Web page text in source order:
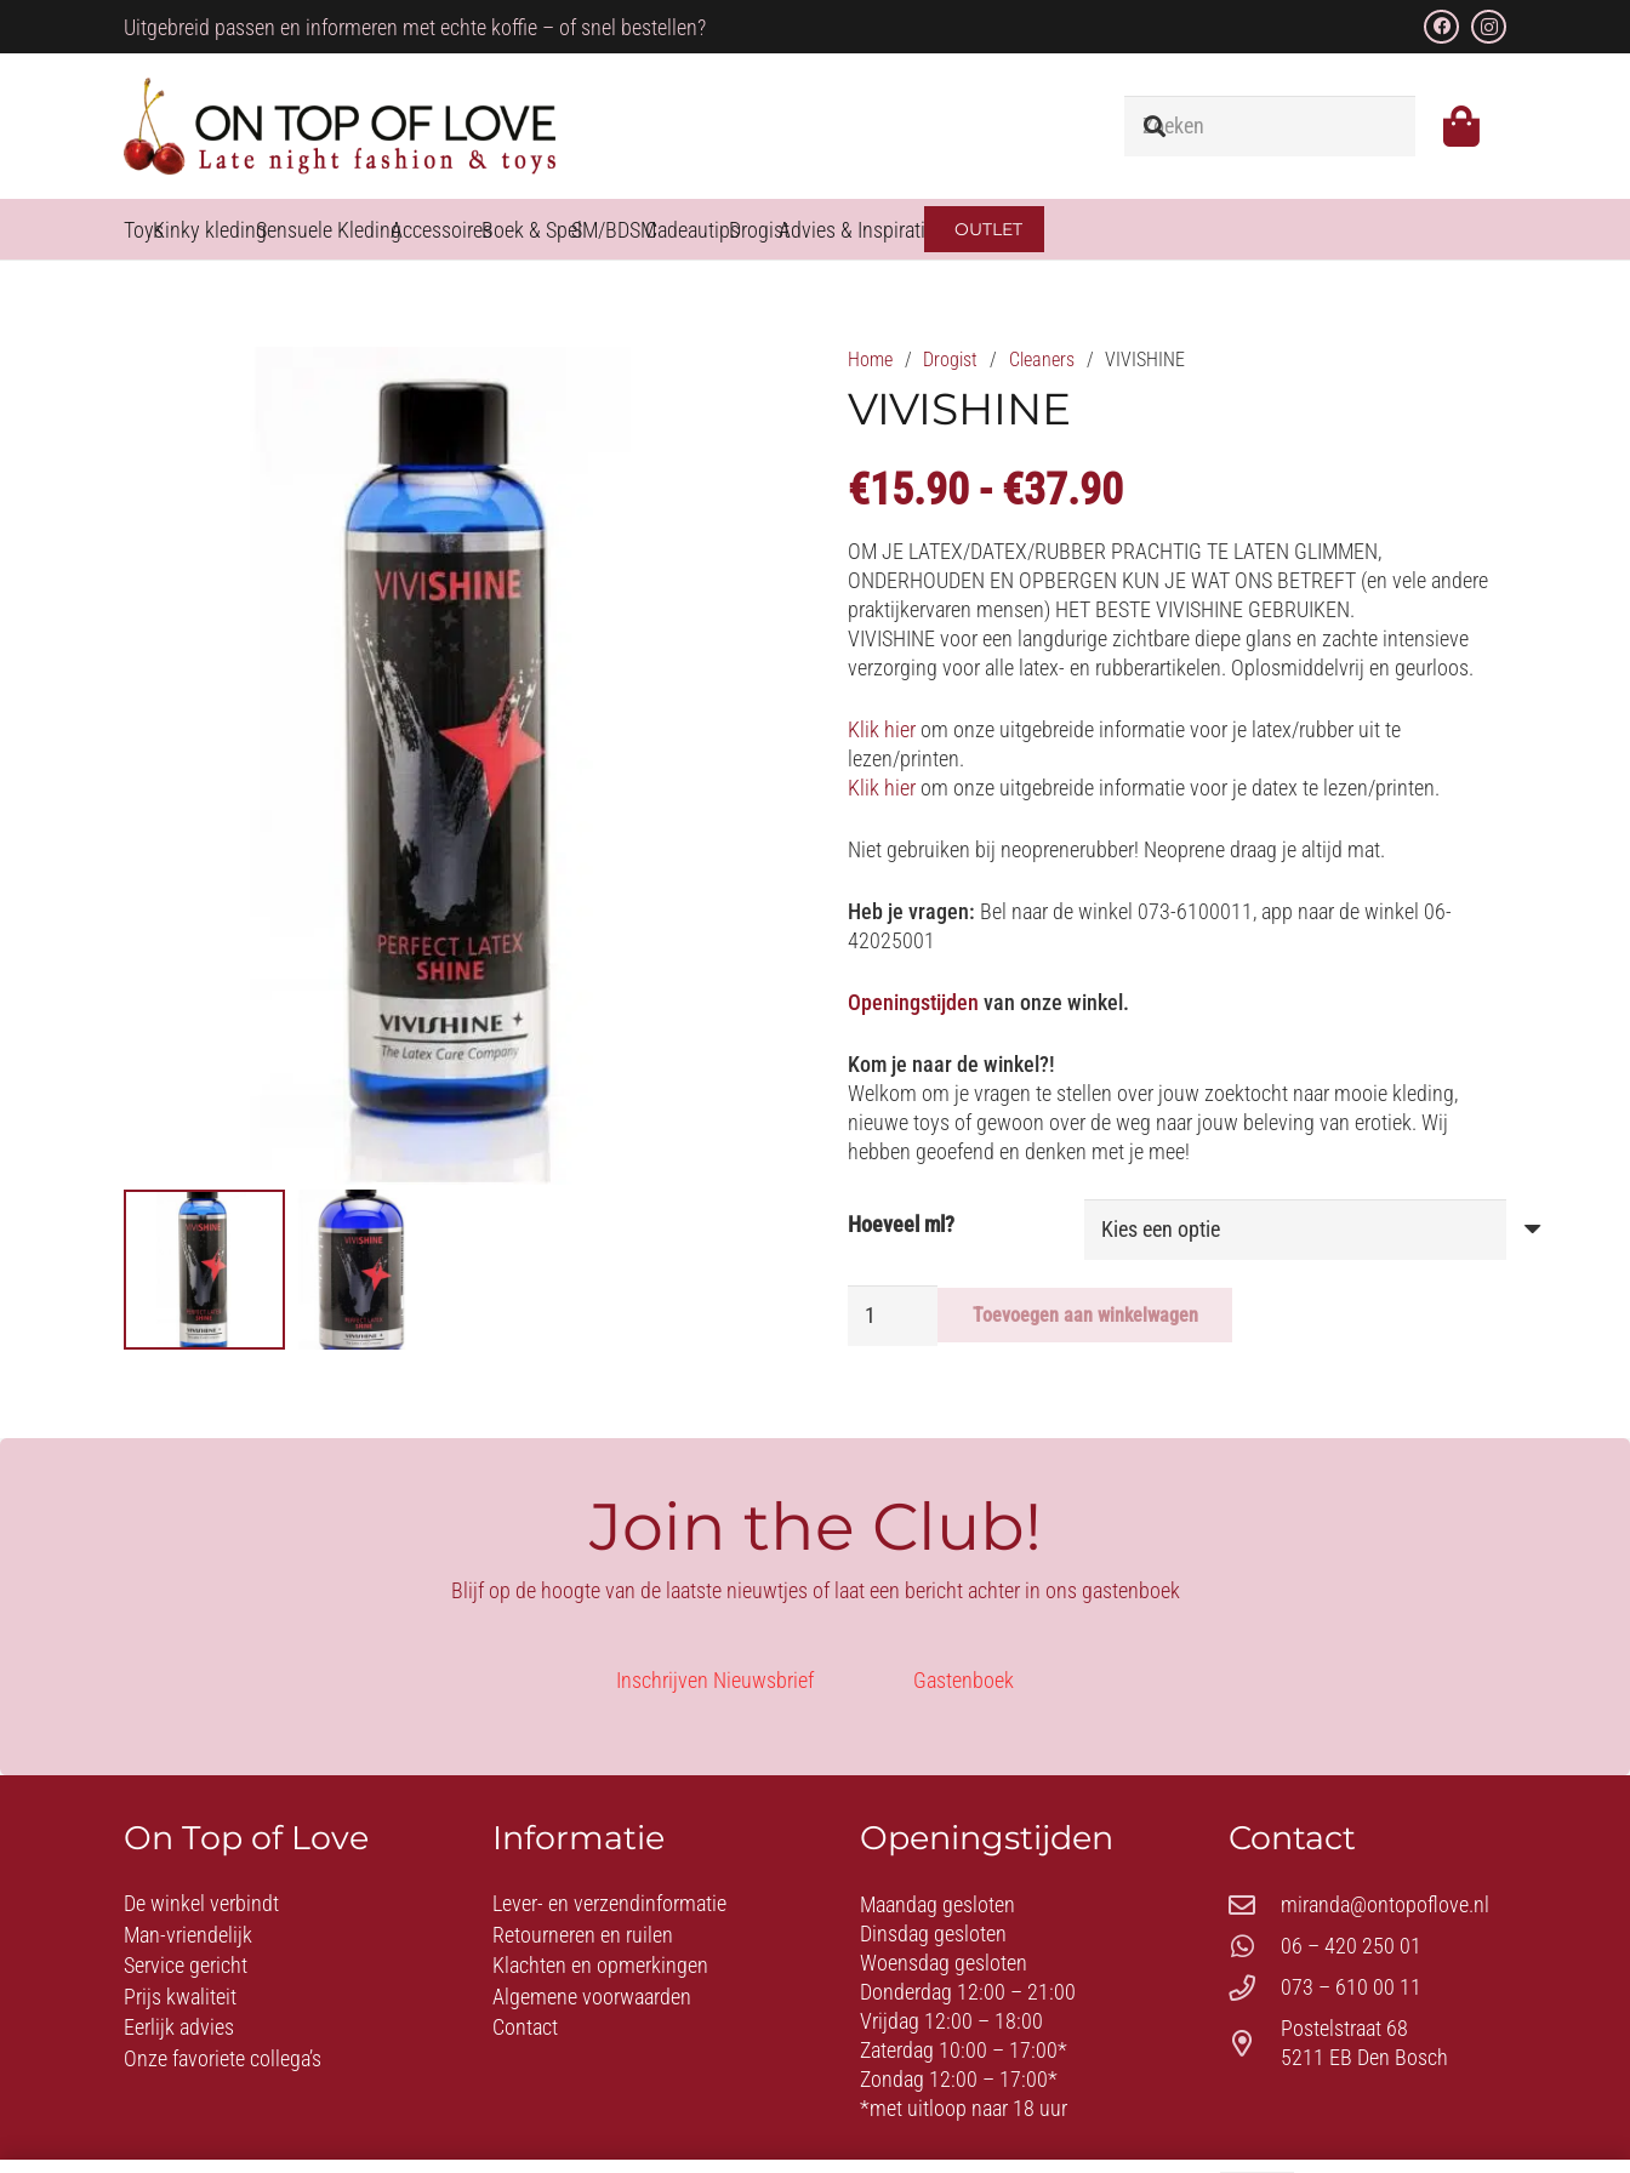
Uitgebreid passen en informeren met echte koffie – of snel bestellen?
ToysKinky kledingSensuele KledingAccessoiresBoek & SpelSM/BDSMCadeautipsDrogistAdvies & Inspiratie OUTLET
Home / Drogist / Cleaners / VIVISHINE
VIVISHINE
€15.90 - €37.90Prijsklasse:
tot
€37.90
OM JE LATEX/DATEX/RUBBER PRACHTIG TE LATEN GLIMMEN,
ONDERHOUDEN EN OPBERGEN KUN JE WAT ONS BETREFT (en vele andere
praktijkervaren mensen) HET BESTE VIVISHINE GEBRUIKEN.
VIVISHINE voor een langdurige zichtbare diepe glans en zachte intensieve
verzorging voor alle latex- en rubberartikelen. Oplosmiddelvrij en geurloos.
Klik hier om onze uitgebreide informatie voor je latex/rubber uit te
lezen/printen.
Klik hier om onze uitgebreide informatie voor je datex te lezen/printen.
Niet gebruiken bij neoprenerubber! Neoprene draag je altijd mat.
Heb je vragen: Bel naar de winkel 073-6100011, app naar de winkel 06-
42025001
Openingstijden van onze winkel.
Kom je naar de winkel?!
Welkom om je vragen te stellen over jouw zoektocht naar mooie kleding,
nieuwe toys of gewoon over de weg naar jouw beleving van erotiek. Wij
hebben geoefend en denken met je mee!
Hoeveel ml?
aantal
Toevoegen aan winkelwagen
Join the Club!
Blijf op de hoogte van de laatste nieuwtjes of laat een bericht achter in ons gastenboek
Inschrijven Nieuwsbrief Gastenboek
On Top of Love
De winkel verbindt
Man-vriendelijk
Service gericht
Prijs kwaliteit
Eerlijk advies
Onze favoriete collega’s
Informatie
Lever- en verzendinformatie
Retourneren en ruilen
Klachten en opmerkingen
Algemene voorwaarden
Contact
Openingstijden
Maandag gesloten
Dinsdag gesloten
Woensdag gesloten
Donderdag 12:00 – 21:00
Vrijdag 12:00 – 18:00
Zaterdag 10:00 – 17:00*
Zondag 12:00 – 17:00*
*met uitloop naar 18 uur
Contact
miranda@ontopoflove.nl
06 – 420 250 01
073 – 610 00 11
Postelstraat 68
5211 EB Den Bosch